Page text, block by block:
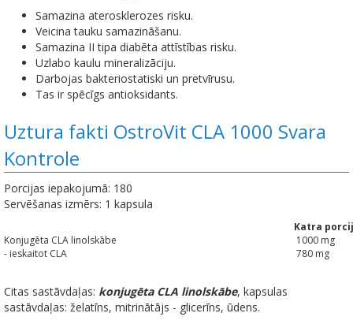
Samazina aterosklerozes risku.
Veicina tauku samazināšanu.
Samazina II tipa diabēta attīstības risku.
Uzlabo kaulu mineralizāciju.
Darbojas bakteriostatiski un pretvīrusu.
Tas ir spēcīgs antioksidants.
Uztura fakti OstroVit CLA 1000 Svara
Kontrole
Porcijas iepakojumā: 180
Servēšanas izmērs: 1 kapsula
Katra
Konjugēta CLA linolskābe
1000 mg
- ieskaitot CLA
780 mg
Citas sastāvdaļas: konjugēta CLA linolskābe, kapsulas
sastāvdaļas: želatīns, mitrinātājs - glicerīns, ūdens.